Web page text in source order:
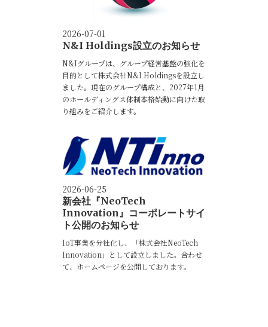
2026-07-01
N&I Holdings設立のお知らせ
N&Iグループは、グループ経営基盤の強化を
目的として株式会社N&I Holdingsを設立し
ました。現在のグループ構成と、2027年1月
のホールディングス体制本格始動に向けた取
り組みをご紹介します。
2026-06-25
新会社『NeoTech
Innovation』コーポレートサイ
ト公開のお知らせ
IoT事業を分社化し、「株式会社NeoTech
Innovation」として設立しました。合わせ
て、ホームページを公開しております。